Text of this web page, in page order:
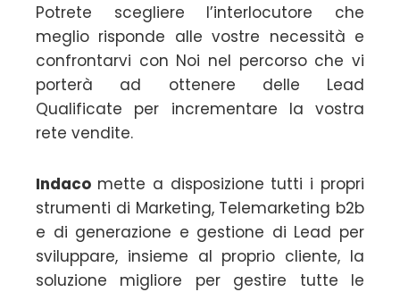
Potrete scegliere l’interlocutore che
meglio risponde alle vostre necessità e
confrontarvi con Noi nel percorso che vi
porterà ad ottenere delle Lead
Qualificate per incrementare la vostra
rete vendite.
Indaco mette a disposizione tutti i propri
strumenti di Marketing, Telemarketing b2b
e di generazione e gestione di Lead per
sviluppare, insieme al proprio cliente, la
soluzione migliore per gestire tutte le